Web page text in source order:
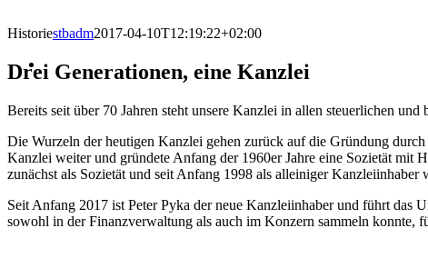
Historiestbadm2017-04-10T12:19:22+02:00
Drei Generationen, eine Kanzlei
Bereits seit über 70 Jahren steht unsere Kanzlei in allen steuerlichen
Die Wurzeln der heutigen Kanzlei gehen zurück auf die Gründung
Kanzlei weiter und gründete Anfang der 1960er Jahre eine Sozietät mit
zunächst als Sozietät und seit Anfang 1998 als alleiniger Kanzleiinhaber
Seit Anfang 2017 ist Peter Pyka der neue Kanzleiinhaber und führt das
sowohl in der Finanzverwaltung als auch im Konzern sammeln konnte,